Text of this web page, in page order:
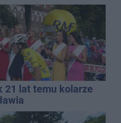
21 lat temu kolarze